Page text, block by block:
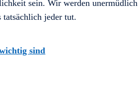
sein. Wir werden unermüdlich
tatsächlich jeder tut.
sind